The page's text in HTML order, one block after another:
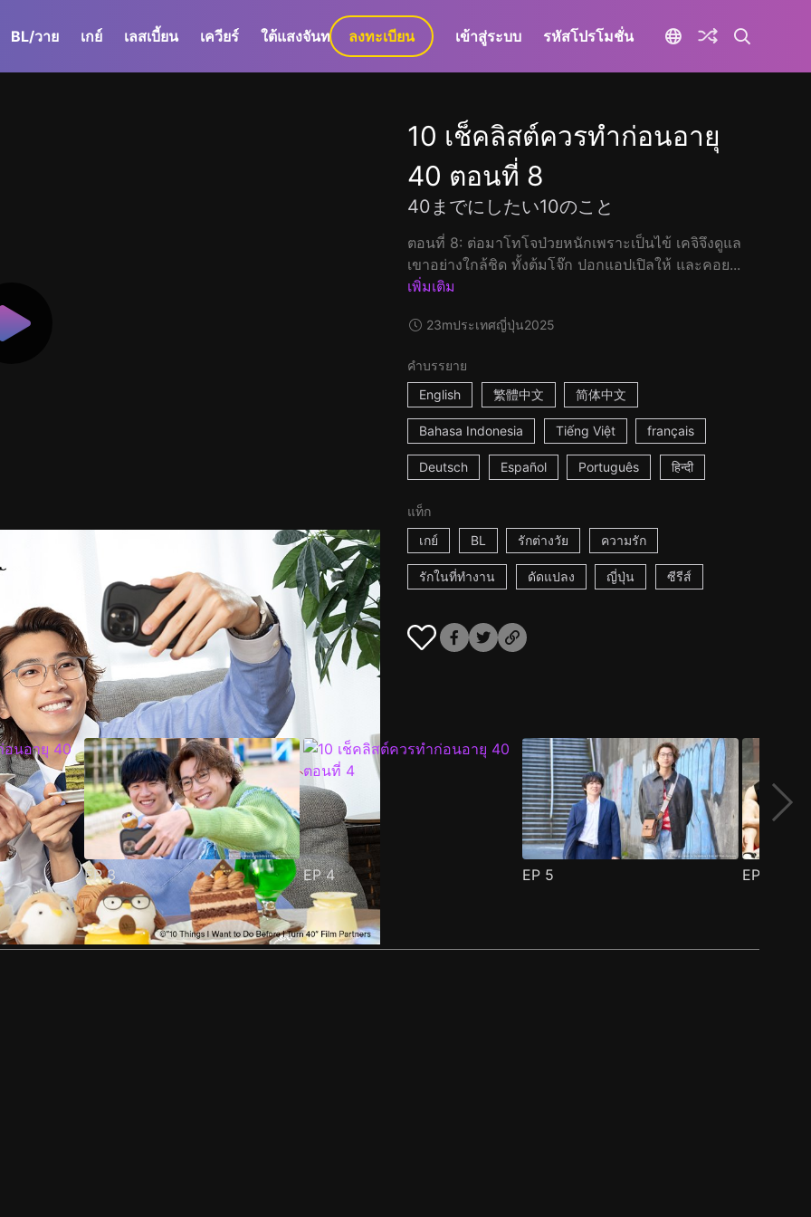
BL/วาย เกย์ เลสเบี้ยน เควียร์ ใต้แสงจันทร์ GaLa+
ลงทะเบียน เข้าสู่ระบบ รหัสโปรโมชั่น
10 เช็คลิสต์ควรทำก่อนอายุ
40 ตอนที่ 8
40までにしたい10のこと
ตอนที่ 8: ต่อมาโทโจป่วยหนักเพราะเป็นไข้ เคจิจึงดูแล
เขาอย่างใกล้ชิด ทั้งต้มโจ๊ก ปอกแอปเปิลให้ และคอย...
เพิ่มเติม
23mประเทศญี่ปุ่น2025
คำบรรยาย
English
繁體中文 简体中文
Bahasa Indonesia Tiếng Việt français
Deutsch Español Português हिन्दी
แท็ก
เกย์
BL รักต่างวัย ความรัก
รักในที่ทำงาน ดัดแปลง ญี่ปุ่น ซีรีส์
EP3 EP4 EP 5 EP